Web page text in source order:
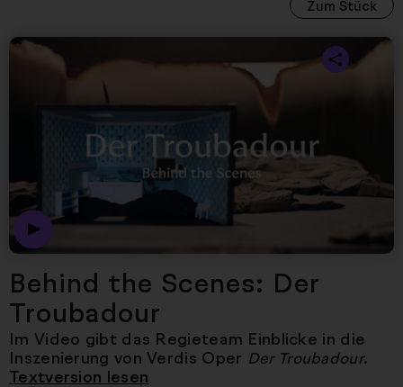
Zum Stück
Nächster Artikel
Behind the Scenes: Der
Troubadour
Im Video gibt das Regieteam Einblicke in die
Inszenierung von Verdis Oper Der Troubadour.
Textversion lesen